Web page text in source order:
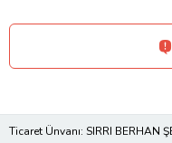
Ticaret Ünvanı: SIRRI BERHAN